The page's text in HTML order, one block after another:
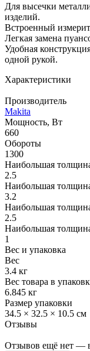
Для высечки
изделий.
Встроенный
Легкая замена
Удобная
одной рукой.
Характеристики
Производитель
Makita
Мощность, Вт
660
Обороты
1300
Наибольшая
2.5
Наибольшая
3.2
Наибольшая
2.5
Наибольшая
1
Вес и упаковка
Вес
3.4 кг
Вес товара в
6.845 кг
Размер упаковки
34.5 × 32.5 × 10.5 см
Отзывы
Отзывов ещё нет —